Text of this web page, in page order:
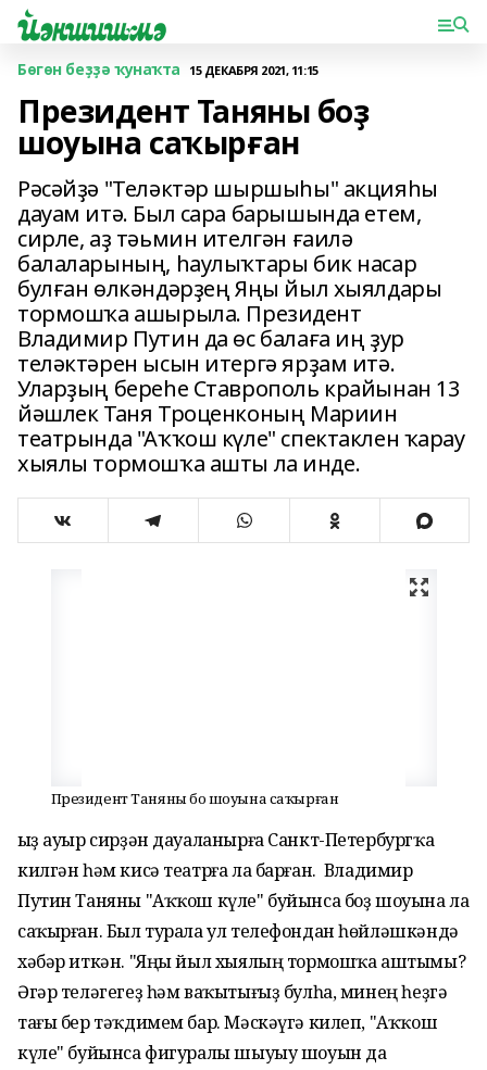
Бөгөн беҙҙә ҡунаҡта 15 ДЕКАБРЯ 2021, 11:15
Президент Таняны боҙ
шоуына саҡырған
Рәсәйҙә "Теләктәр шыршыһы" акцияһы
дауам итә. Был сара барышында етем,
сирле, аҙ тәьмин ителгән ғаилә
балаларының, һаулыҡтары бик насар
булған өлкәндәрҙең Яңы йыл хыялдары
тормошҡа ашырыла. Президент
Владимир Путин да өс балаға иң ҙур
теләктәрен ысын итергә ярҙам итә.
Уларҙың береһе Ставрополь крайынан 13
йәшлек Таня Троценконың Мариин
театрында "Аҡҡош күле" спектаклен ҡарау
хыялы тормошҡа ашты ла инде.
Президент Таняны боҙ шоуына саҡырған
Ҡыҙ ауыр сирҙән дауаланырға Санкт-Петербургҡа
килгән һәм кисә театрға ла барған. Владимир
Путин Таняны "Аҡҡош күле" буйынса боҙ шоуына ла
саҡырған. Был турала ул телефондан һөйләшкәндә
хәбәр иткән. "Яңы йыл хыялың тормошҡа аштымы?
Әгәр теләгегеҙ һәм ваҡытығыҙ булһа, минең һеҙгә
тағы бер тәҡдимем бар. Мәскәүгә килеп, "Аҡҡош
күле" буйынса фигуралы шыуыу шоуын да